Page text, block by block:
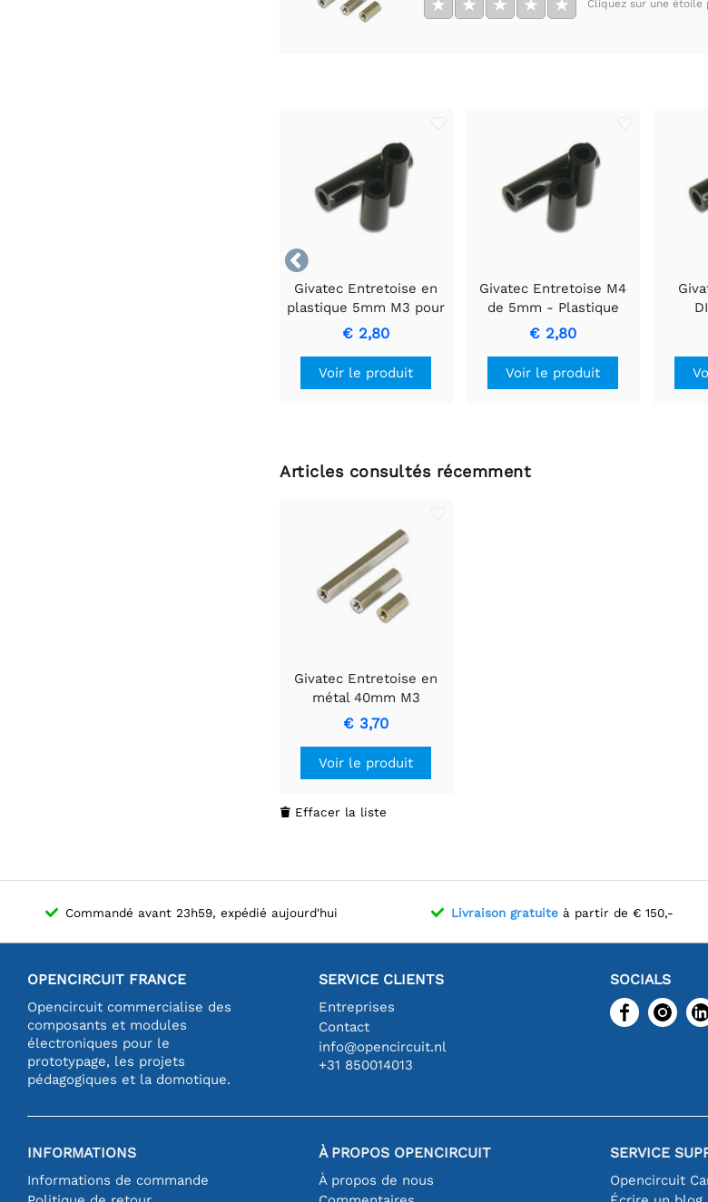
★ ★ ★ ★ ★ Cliquez sur une étoile

Givatec Entretoise en
plastique 5mm M3 pour
la stabilité électronique
et mécanique
€ 2,80
Voir le produit
Givatec Entretoise M4
de 5mm - Plastique
durable fabriqué avec
précision
€ 2,80
Voir le produit
Articles consultés récemment
Givatec Entretoise en
métal 40mm M3
€ 3,70
Voir le produit
 Effacer la liste
Commandé avant 23h59, expédié aujourd'hui Livraison gratuiteà partir de € 150,-
OPENCIRCUIT FRANCE
Opencircuit commercialise des
composants et modules
électroniques pour le
prototypage, les projets
pédagogiques et la domotique.
SERVICE CLIENTS
Entreprises
Contact
info@opencircuit.nl
+31 850014013
SOCIALS
INFORMATIONS
Informations de commande
À PROPOS OPENCIRCUIT
À propos de nous
SERVICE
Opencircuit